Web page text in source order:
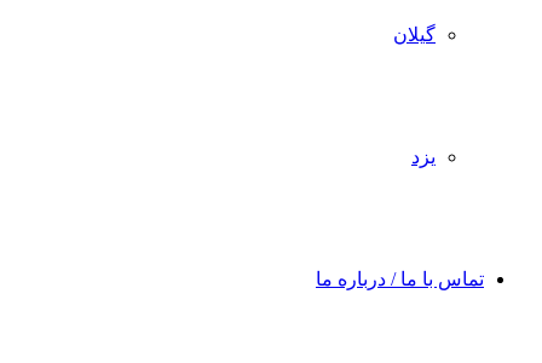
گیلان
یزد
تماس با ما / درباره ما